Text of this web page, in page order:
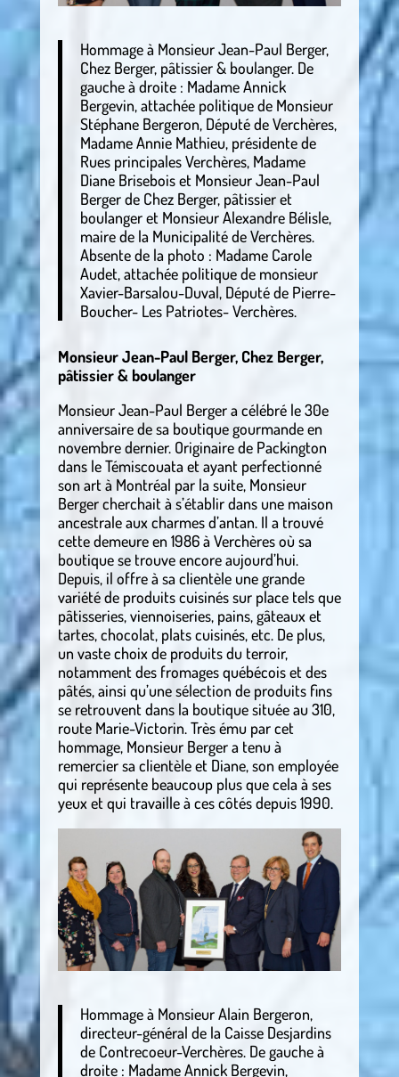
Hommage à Monsieur Jean-Paul Berger,
Chez Berger, pâtissier & boulanger. De
gauche à droite : Madame Annick
Bergevin, attachée politique de Monsieur
Stéphane Bergeron, Député de Verchères,
Madame Annie Mathieu, présidente de
Rues principales Verchères, Madame
Diane Brisebois et Monsieur Jean-Paul
Berger de Chez Berger, pâtissier et
boulanger et Monsieur Alexandre Bélisle,
maire de la Municipalité de Verchères.
Absente de la photo : Madame Carole
Audet, attachée politique de monsieur
Xavier-Barsalou-Duval, Député de Pierre-
Boucher- Les Patriotes- Verchères.
Monsieur Jean-Paul Berger, Chez Berger,
pâtissier & boulanger
Monsieur Jean-Paul Berger a célébré le 30e
anniversaire de sa boutique gourmande en
novembre dernier. Originaire de Packington
dans le Témiscouata et ayant perfectionné
son art à Montréal par la suite, Monsieur
Berger cherchait à s’établir dans une maison
ancestrale aux charmes d’antan. Il a trouvé
cette demeure en 1986 à Verchères où sa
boutique se trouve encore aujourd’hui.
Depuis, il offre à sa clientèle une grande
variété de produits cuisinés sur place tels que
pâtisseries, viennoiseries, pains, gâteaux et
tartes, chocolat, plats cuisinés, etc. De plus,
un vaste choix de produits du terroir,
notamment des fromages québécois et des
pâtés, ainsi qu’une sélection de produits fins
se retrouvent dans la boutique située au 310,
route Marie-Victorin. Très ému par cet
hommage, Monsieur Berger a tenu à
remercier sa clientèle et Diane, son employée
qui représente beaucoup plus que cela à ses
yeux et qui travaille à ces côtés depuis 1990.
Hommage à Monsieur Alain Bergeron,
directeur-général de la Caisse Desjardins
de Contrecoeur-Verchères. De gauche à
droite : Madame Annick Bergevin,